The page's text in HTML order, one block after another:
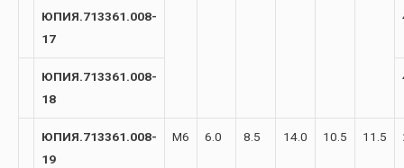
ЮПИЯ.713361.008-
17
ЮПИЯ.713361.008-
18
ЮПИЯ.713361.008-
19
М6 6.0 8.5 14.0 10.5 11.5